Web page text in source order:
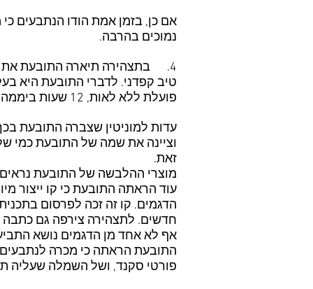
אם כן, בזמן אמת הודו הנתבעים
נמוכים בהרבה.
4. בתצהירה תיארה התובעת את
טיב קפדני. לדברי התובעת היא
פועלת ללא לאות, 12 שעות ביממה, ולעתים יותר מכך.
עדות למוניטין שצברה התובעת
וציינה את שמה של התובעת כמי
זאת.
מוצרי ההלבשה של התובעת נראים
עוד הראתה התובעת כי קו ייצור
הדגמים. קו זה זכה לפרסום
חדשים. לתצהירה צירפה גם כתבה
אף לא אחד מן הדגמים נושא
פורטי סקנד, ושל השמלה שעליה תוית של